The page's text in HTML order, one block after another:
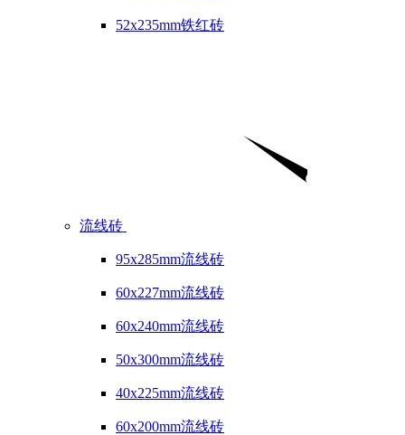
52x235mm铁红砖
流线砖
95x285mm流线砖
60x227mm流线砖
60x240mm流线砖
50x300mm流线砖
40x225mm流线砖
60x200mm流线砖